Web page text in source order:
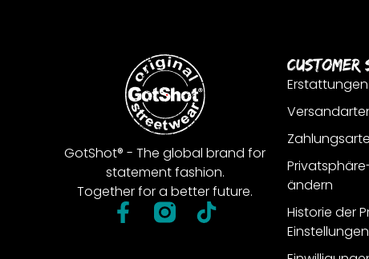
GotShot® - The global brand for
statement fashion.
Together for a better future.
Customer
ändern
Historie der
Einstellungen